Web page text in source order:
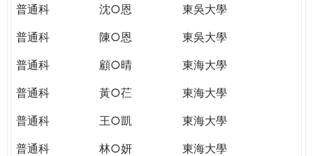
普通科
沈○恩
東吳大學
普通科
陳○恩
東吳大學
普通科
顧○晴
東海大學
普通科
黃○芢
東海大學
普通科
王○凱
東海大學
普通科
林○妍
東海大學